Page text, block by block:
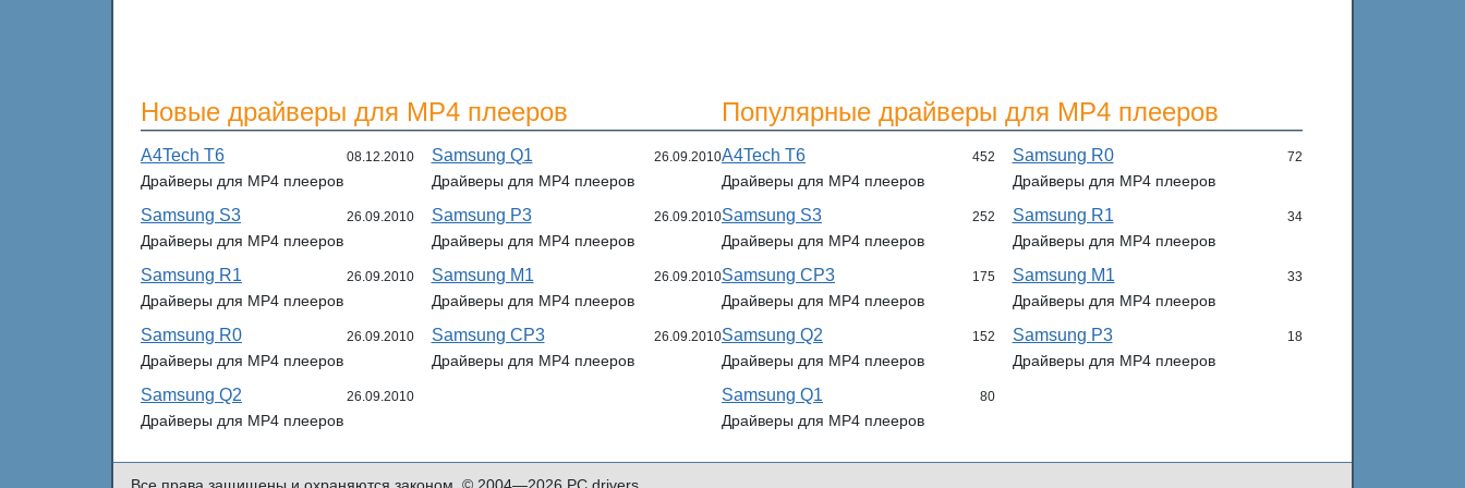
Новые драйверы для MP4 плееров
A4Tech T6 08.12.2010
Драйверы для MP4 плееров
Samsung S3 26.09.2010
Драйверы для MP4 плееров
Samsung R1 26.09.2010
Драйверы для MP4 плееров
Samsung R0 26.09.2010
Драйверы для MP4 плееров
Samsung Q2 26.09.2010
Драйверы для MP4 плееров
Samsung Q1 26.09.2010
Драйверы для MP4 плееров
Samsung P3 26.09.2010
Драйверы для MP4 плееров
Samsung M1 26.09.2010
Драйверы для MP4 плееров
Samsung CP3 26.09.2010
Драйверы для MP4 плееров
Популярные драйверы для MP4 плееров
A4Tech T6 452
Драйверы для MP4 плееров
Samsung S3 252
Драйверы для MP4 плееров
Samsung CP3 175
Драйверы для MP4 плееров
Samsung Q2 152
Драйверы для MP4 плееров
Samsung Q1 80
Драйверы для MP4 плееров
Samsung R0 72
Драйверы для MP4 плееров
Samsung R1 34
Драйверы для MP4 плееров
Samsung M1 33
Драйверы для MP4 плееров
Samsung P3 18
Драйверы для MP4 плееров